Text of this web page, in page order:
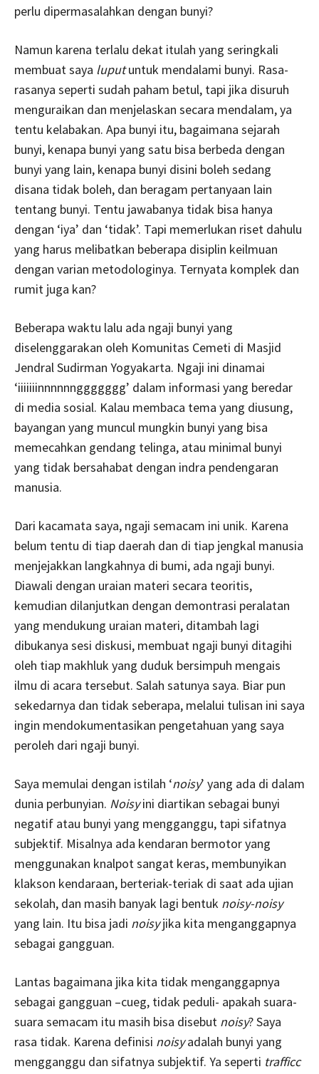
perlu dipermasalahkan dengan bunyi?
Namun karena terlalu dekat itulah yang seringkali
membuat saya luputuntuk mendalami bunyi. Rasa-
rasanya seperti sudah paham betul, tapi jika disuruh
menguraikan dan menjelaskan secara mendalam, ya
tentu kelabakan. Apa bunyi itu, bagaimana sejarah
bunyi, kenapa bunyi yang satu bisa berbeda dengan
bunyi yang lain, kenapa bunyi disini boleh sedang
disana tidak boleh, dan beragam pertanyaan lain
tentang bunyi. Tentu jawabanya tidak bisa hanya
dengan ‘iya’ dan ‘tidak’. Tapi memerlukan riset dahulu
yang harus melibatkan beberapa disiplin keilmuan
dengan varian metodologinya. Ternyata komplek dan
rumit juga kan?
Beberapa waktu lalu ada ngaji bunyi yang
diselenggarakan oleh Komunitas Cemeti di Masjid
Jendral Sudirman Yogyakarta. Ngaji ini dinamai
‘iiiiiiinnnnnnggggggg’ dalam informasi yang beredar
di media sosial. Kalau membaca tema yang diusung,
bayangan yang muncul mungkin bunyi yang bisa
memecahkan gendang telinga, atau minimal bunyi
yang tidak bersahabat dengan indra pendengaran
manusia.
Dari kacamata saya, ngaji semacam ini unik. Karena
belum tentu di tiap daerah dan di tiap jengkal manusia
menjejakkan langkahnya di bumi, ada ngaji bunyi.
Diawali dengan uraian materi secara teoritis,
kemudian dilanjutkan dengan demontrasi peralatan
yang mendukung uraian materi, ditambah lagi
dibukanya sesi diskusi, membuat ngaji bunyi ditagihi
oleh tiap makhluk yang duduk bersimpuh mengais
ilmu di acara tersebut. Salah satunya saya. Biar pun
sekedarnya dan tidak seberapa, melalui tulisan ini saya
ingin mendokumentasikan pengetahuan yang saya
peroleh dari ngaji bunyi.
Saya memulai dengan istilah ‘noisy’ yang ada di dalam
dunia perbunyian. Noisyini diartikan sebagai bunyi
negatif atau bunyi yang mengganggu, tapi sifatnya
subjektif. Misalnya ada kendaran bermotor yang
menggunakan knalpot sangat keras, membunyikan
klakson kendaraan, berteriak-teriak di saat ada ujian
sekolah, dan masih banyak lagi bentuk noisy-noisy
yang lain. Itu bisa jadi noisyjika kita menganggapnya
sebagai gangguan.
Lantas bagaimana jika kita tidak menganggapnya
sebagai gangguan –cueg, tidak peduli- apakah suara-
suara semacam itu masih bisa disebut noisy? Saya
rasa tidak. Karena definisi noisyadalah bunyi yang
mengganggu dan sifatnya subjektif. Ya seperti trafficc